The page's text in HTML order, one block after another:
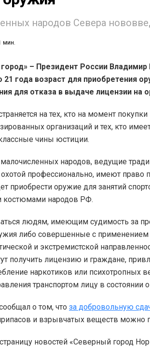
народов Севера
мин.
– Президент России Владимир
года возраст для приобретения
для отказа в выдаче лицензии
на тех, кто на момент
организаций и тех, кто
чины юстиции.
народов, ведущие
профессионально, имеют право
приобрести оружие для занятий
народов РФ.
людям, имеющим судимость за
либо совершенные с применением
и экстремистской
получить лицензию и граждане,
наркотиков или психотропных
транспортом лицу в состоянии
о том, что за добровольную
и взрывчатых веществ можно
новостей «Северный город